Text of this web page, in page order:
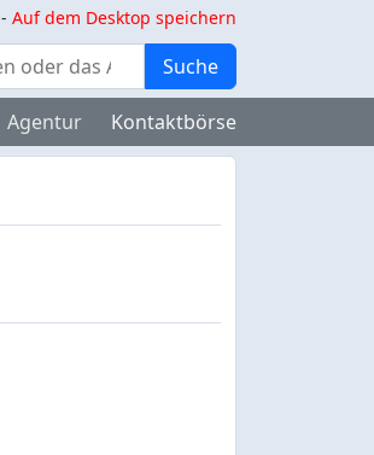
- Auf dem Desktop speichern
Suche
Agentur Kontaktbörse